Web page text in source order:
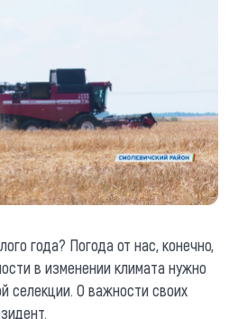
года? Погода от нас, конечно,
в изменении климата нужно
селекции. О важности своих